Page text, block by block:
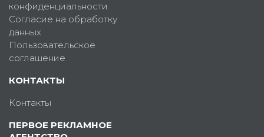
конфиденциальности
Согласие на обработку
данных
Пользовательское
соглашение
КОНТАКТЫ
Контакты
ПЕРВОЕ РЕКЛАМНОЕ